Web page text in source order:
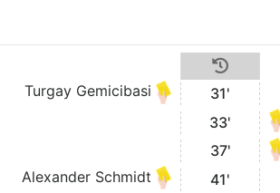
Turgay Gemicibasi
31'
33'
37'
Alexander Schmidt
41'